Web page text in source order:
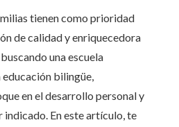
tienen como prioridad
de calidad y enriquecedora
una escuela
bilingüe,
en el desarrollo personal y
indicado. En este artículo, te